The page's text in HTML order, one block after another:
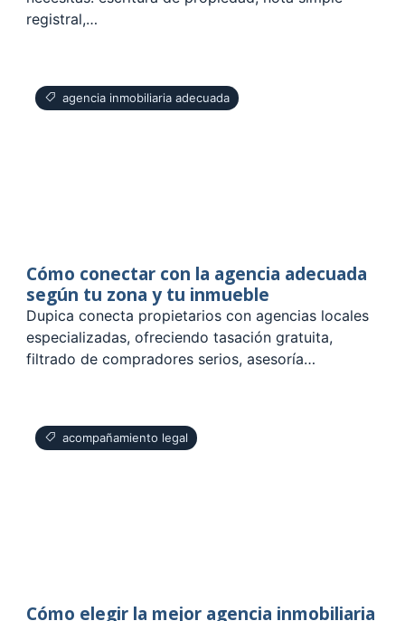
registral,…
agencia inmobiliaria adecuada
Cómo conectar con la agencia adecuada
según tu zona y tu inmueble
Dupica conecta propietarios con agencias locales
especializadas, ofreciendo tasación gratuita,
filtrado de compradores serios, asesoría…
acompañamiento legal
Cómo elegir la mejor agencia inmobiliaria